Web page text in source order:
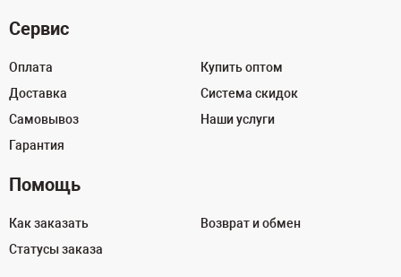
Сервис
Оплата
Доставка
Самовывоз
Гарантия
Купить оптом
Система скидок
Наши услуги
Помощь
Как заказать
Статусы заказа
Возврат и обмен